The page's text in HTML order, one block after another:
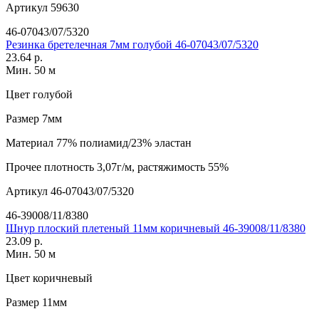
Артикул 59630
46-07043/07/5320
Резинка бретелечная 7мм голубой 46-07043/07/5320
23.64 р.
Мин. 50 м
Цвет голубой
Размер 7мм
Материал 77% полиамид/23% эластан
Прочее плотность 3,07г/м, растяжимость 55%
Артикул 46-07043/07/5320
46-39008/11/8380
Шнур плоский плетеный 11мм коричневый 46-39008/11/8380
23.09 р.
Мин. 50 м
Цвет коричневый
Размер 11мм